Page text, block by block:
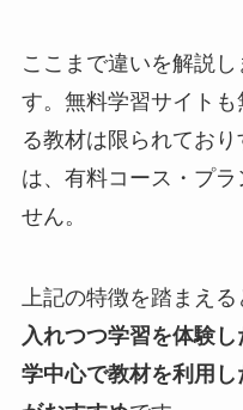
ここまで違いを解説
す。無料学習サイト
る教材は限られてお
は、有料コース・プ
せん。
上記の特徴を踏まえる
入れつつ学習を体験
学中心で教材を利用